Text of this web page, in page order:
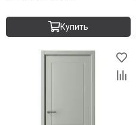
Купить